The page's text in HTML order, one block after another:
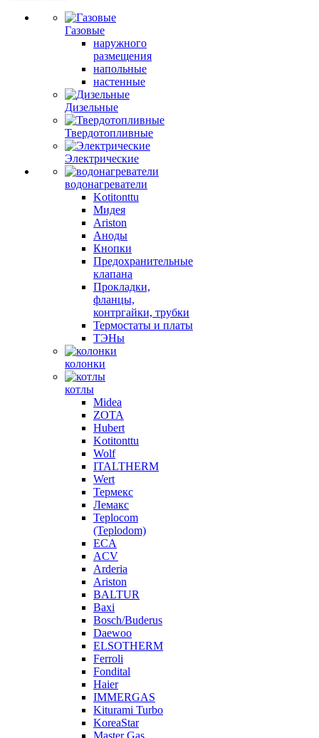
Газовые
наружного
размещения
напольные
настенные
Дизельные
Твердотопливные
Электрические
водонагреватели
Kotitonttu
Мидея
Ariston
Аноды
Кнопки
Предохранительные
клапана
Прокладки,
фланцы,
контргайки, трубки
Термостаты и платы
ТЭНы
колонки
котлы
Midea
ZOTA
Hubert
Kotitonttu
Wolf
ITALTHERM
Wert
Термекс
Лемакс
Teplocom
(Teplodom)
ECA
ACV
Arderia
Ariston
BALTUR
Baxi
Bosch/Buderus
Daewoo
ELSOTHERM
Ferroli
Fondital
Haier
IMMERGAS
Kiturami Turbo
KoreaStar
Master Gas